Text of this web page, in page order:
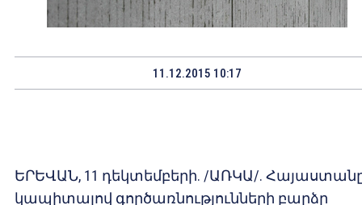
11.12.2015 10:17
ԵՐԵՎԱՆ, 11 դեկտեմբերի. /ԱՌԿԱ/.
կապիտալով գործառնությունների բարձր